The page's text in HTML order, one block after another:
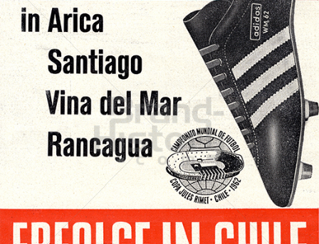
adidas adidas-Salomon AG 1962